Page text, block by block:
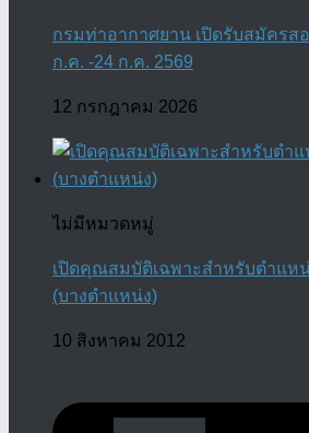
กรมท่าอากาศยาน เปิดรับสมัครส
ก.ค. -24 ก.ค. 2569
12 กรกฎาคม 2026
ไม่มีหมวดหมู่
เปิดคุณสมบัติเฉพาะสำหรับตำแห
(บางตำแหน่ง)
10 สิงหาคม 2012